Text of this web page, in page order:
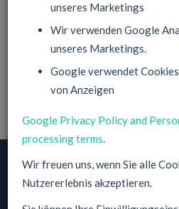
unseres Marketings
Wir verwenden Google
unseres Marketings.
Google verwendet
von Anzeigen
Google Privacy Policy and
processing terms
Wir freuen uns, wenn Sie alle
Nutzererlebnis akzeptieren.
Indem Sie diese Informationen
stimmen Sie unseren
zu.
Sie haben Datenschutzrechte
Einzelheiten finden Sie in unseren
© 2014-2026, NeuPrime GmbH